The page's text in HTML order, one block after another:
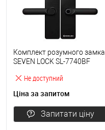
Не доступний
Комплект розумного замка
SEVEN LOCK SL-7740BF
Ціна за запитом
Запитати ціну